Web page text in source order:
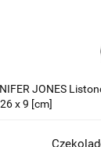
JONES
x 9 [cm]